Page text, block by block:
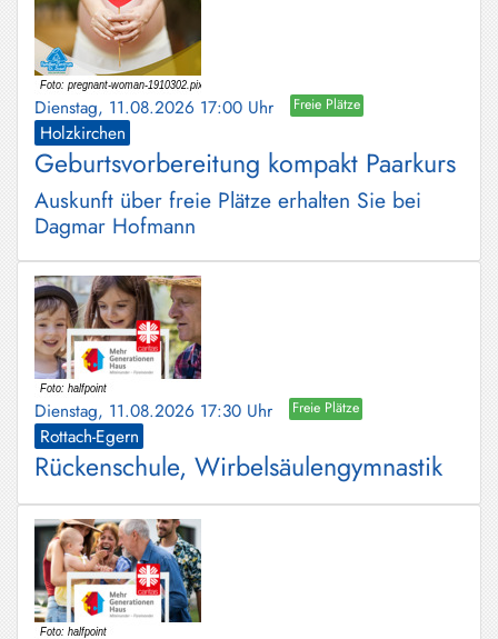
Dienstag, 11.08.2026 17:00 Uhr Freie Plätze
Holzkirchen
Geburtsvorbereitung kompakt Paarkurs
Auskunft über freie Plätze erhalten Sie bei
Dagmar Hofmann
Dienstag, 11.08.2026 17:30 Uhr Freie Plätze
Rottach-Egern
Rückenschule, Wirbelsäulengymnastik